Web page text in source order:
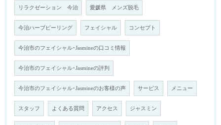
リラクゼーション 今治 愛媛県 メンズ脱毛
今治ハーブピーリング フェイシャル コンセプト
今治市のフェイシャル･Jasmineの口コミ情報
今治市のフェイシャル･Jasmineの評判
今治市のフェイシャル･Jasmineのお客様の声 サービス メニュー
スタッフ よくある質問 アクセス ジャスミン